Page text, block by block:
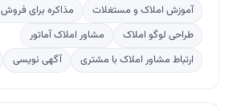
آموزش املاک و مستغلات
مذاکره برای فروش
طراحی لوگو املاک
مشاور املاک آماتور
ارتباط مشاور املاک با مشتری
آگهی نویسی